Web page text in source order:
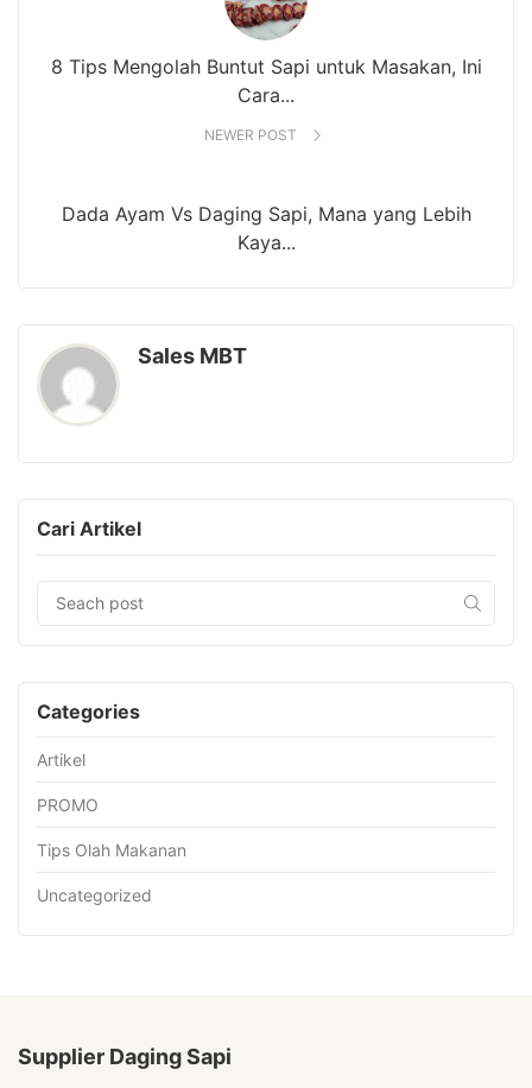
8 Tips Mengolah Buntut Sapi untuk Masakan, Ini
Cara...
NEWER POST
Dada Ayam Vs Daging Sapi, Mana yang Lebih
Kaya...
Sales MBT
Cari Artikel
Categories
Artikel
PROMO
Tips Olah Makanan
Uncategorized
Supplier Daging Sapi